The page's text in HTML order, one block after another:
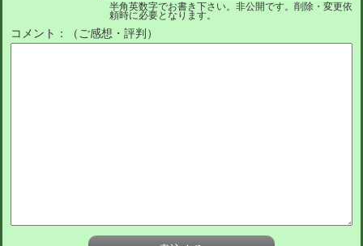
半角英数字でお書き下さい。非公開です。削除・変更依
頼時に必要となります。
コメント：（ご感想・評判）